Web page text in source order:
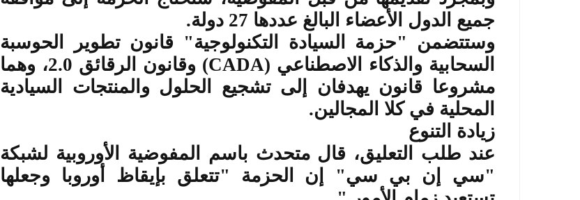
جميع الدول الأعضاء البالغ عددها 27 دولة
.
وستتضمن "حزمة السيادة التكنولوجية" قانون تطوير الحوسبة
السحابية والذكاء الاصطناعي (CADA)
وقانون الرقائق 2.0، وهما
مشروعا قانون يهدفان إلى تشجيع الحلول والمنتجات السيادية
المحلية في كلا المجالين.
زيادة التنوع
عند طلب التعليق، قال متحدث باسم المفوضية الأوروبية لشبكة
"سي إن بي سي" إن الحزمة "تتعلق بإيقاظ أوروبا وجعلها